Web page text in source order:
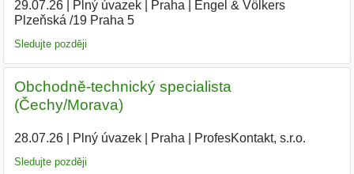
29.07.26| Plný úvazek| Praha
Engel & Völkers
Plzeňská /19 Praha 5
Sledujte později
Obchodně-technický specialista
(Čechy/Morava)
28.07.26| Plný úvazek| Praha ProfesKontakt, s.r.o.
Sledujte později